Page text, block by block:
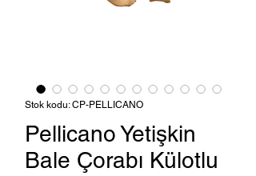
Stok kodu: CP-PELLICANO
Pellicano Yetişkin
Bale Çorabı Külotlu